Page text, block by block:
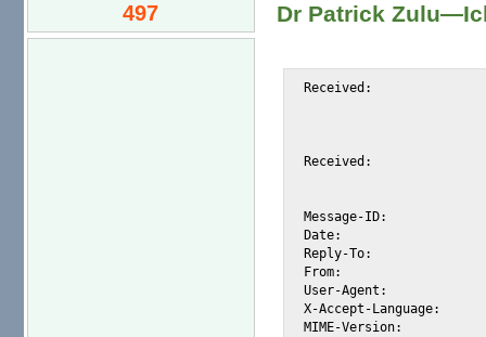
497 Dr Patrick
Received:			from snap.turnwatcher.com
Received:			from netscape.net (unknown [211.112.213.130])
Message-ID:			<86B2C904.FD2E110@netscape.net>
Date:				Mon, 03 Apr 2006 02:01:56 +0500
Reply-To:			"Dr. Patrick Zulu" <patrickzulu02@netscape.net>
From:				"Dr. Patrick Zulu" <patrickzulu02@netscape.net>
User-Agent:			Mozilla/5.0 (X11; U; FreeBSD i386; en-US; rv:1.5) Gecko/20031020
X-Accept-Language:		en-us
MIME-Version:			1.0